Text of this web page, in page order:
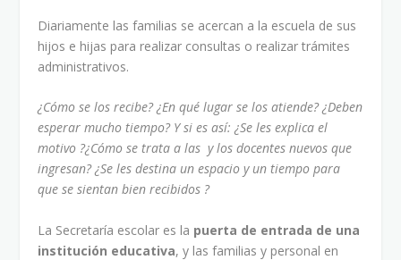
Diariamente las familias se acercan a la escuela de sus
hijos e hijas para realizar consultas o realizar trámites
administrativos.
¿Cómo se los recibe? ¿En qué lugar se los atiende? ¿Deben
esperar mucho tiempo? Y si es así: ¿Se les explica el
motivo ?¿Cómo se trata a las y los docentes nuevos que
ingresan? ¿Se les destina un espacio y un tiempo para
que se sientan bien recibidos ?
La Secretaría escolar es la puerta de entrada de una
institución educativa, y las familias y personal en